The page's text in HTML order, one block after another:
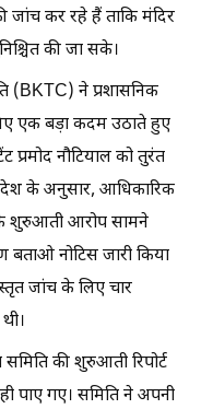
जांच कर रहे हैं ताकि मंदिर
की जा सके।
(BKTC) ने प्रशासनिक
एक बड़ा कदम उठाते हुए
नौटियाल को तुरंत
के अनुसार, आधिकारिक
शुरुआती आरोप सामने
नोटिस जारी किया
जांच के लिए चार
समिति की शुरुआती रिपोर्ट
पाए गए। समिति ने अपनी